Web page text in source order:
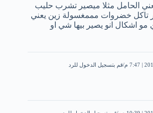
الحامل مثلا ميصير تشرب حليب
تاكل خضروات مممغسولة زين يعني
مو اشكال انو يصير بيها شي او
قم بتسجيل الدخول للرد